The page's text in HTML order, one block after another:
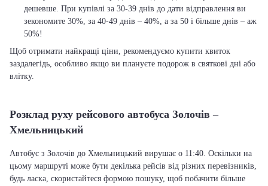
дешевше. При купівлі за 30-39 днів до дати відправлення ви
зекономите 30%, за 40-49 днів – 40%, а за 50 і більше днів – аж
50%!
Щоб отримати найкращі ціни, рекомендуємо купити квиток
заздалегідь, особливо якщо ви плануєте подорож в святкові дні або
влітку.
Розклад руху рейсового автобуса Золочів –
Хмельницький
Автобус з Золочів до Хмельницький вирушає о 11:40. Оскільки на
цьому маршруті може бути декілька рейсів від різних перевізників,
будь ласка, скористайтеся формою пошуку, щоб побачити більше